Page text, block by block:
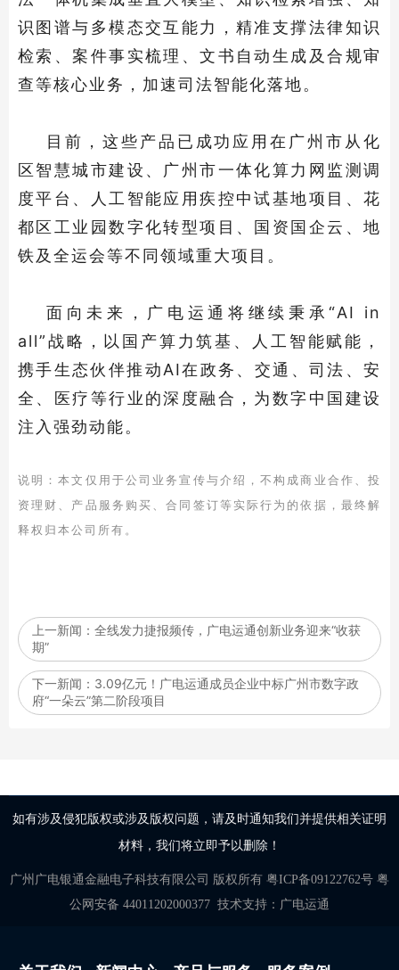
识图谱与多模态交互能力，精准支撑法律知识
检索、案件事实梳理、文书自动生成及合规审
查等核心业务，加速司法智能化落地。
目前，这些产品已成功应用在广州市从化
区智慧城市建设、广州市一体化算力网监测调
度平台、人工智能应用疾控中试基地项目、花
都区工业园数字化转型项目、国资国企云、地
铁及全运会等不同领域重大项目。
面向未来，广电运通将继续秉承“AI in
all”战略，以国产算力筑基、人工智能赋能，
携手生态伙伴推动AI在政务、交通、司法、安
全、医疗等行业的深度融合，为数字中国建设
注入强劲动能。
说明：本文仅用于公司业务宣传与介绍，不构成商业合作、投
资理财、产品服务购买、合同签订等实际行为的依据，最终解
释权归本公司所有。
上一新闻： 全线发力捷报频传，广电运通创新业务迎来“收获
期”
下一新闻： 3.09亿元！广电运通成员企业中标广州市数字政
府“一朵云”第二阶段项目
如有涉及侵犯版权或涉及版权问题，请及时通知我们并提供相关证明
材料，我们将立即予以删除！
广州广电银通金融电子科技有限公司 版权所有 粤ICP备09122762号 粤
公网安备 44011202000377 技术支持： 广电运通